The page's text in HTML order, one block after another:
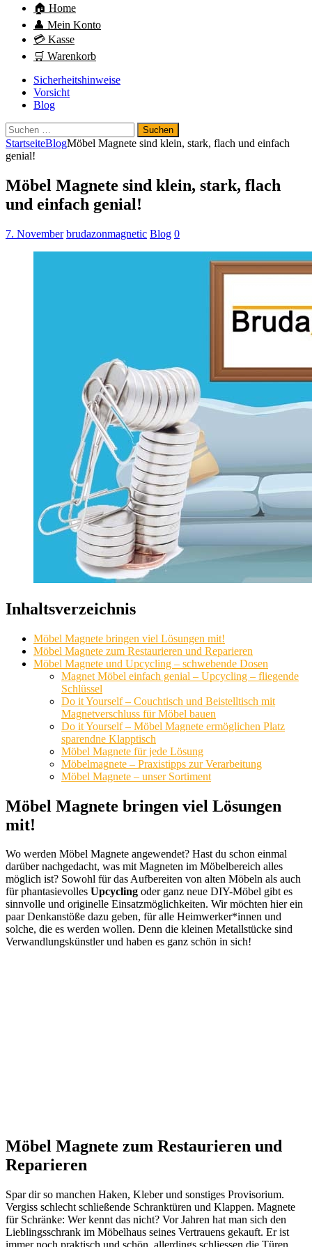
🏠 Home
👤 Mein Konto
💳 Kasse
🛒 Warenkorb
Sicherheitshinweise
Vorsicht
Blog
Suchen
nach:
StartseiteBlogMöbel Magnete sind klein, stark, flach und einfach
genial!
Möbel Magnete sind klein, stark, flach
und einfach genial!
7. November brudazonmagnetic Blog 0
Inhaltsverzeichnis
Möbel Magnete bringen viel Lösungen mit!
Möbel Magnete zum Restaurieren und Reparieren
Möbel Magnete und Upcycling – schwebende Dosen
Magnet Möbel einfach genial – Upcycling – fliegende
Schlüssel
Do it Yourself – Couchtisch und Beistelltisch mit
Magnetverschluss für Möbel bauen
Do it Yourself – Möbel Magnete ermöglichen Platz
sparendne Klapptisch
Möbel Magnete für jede Lösung
Möbelmagnete – Praxistipps zur Verarbeitung
Möbel Magnete – unser Sortiment
Möbel Magnete bringen viel Lösungen
mit!
Wo werden Möbel Magnete angewendet? Hast du schon einmal
darüber nachgedacht, was mit Magneten im Möbelbereich alles
möglich ist? Sowohl für das Aufbereiten von alten Möbeln als auch
für phantasievolles Upcycling oder ganz neue DIY-Möbel gibt es
sinnvolle und originelle Einsatzmöglichkeiten. Wir möchten hier ein
paar Denkanstöße dazu geben, für alle Heimwerker*innen und
solche, die es werden wollen. Denn die kleinen Metallstücke sind
Verwandlungskünstler und haben es ganz schön in sich!
Möbel Magnete zum Restaurieren und
Reparieren
Spar dir so manchen Haken, Kleber und sonstiges Provisorium.
Vergiss schlecht schließende Schranktüren und Klappen. Magnete
für Schränke: Wer kennt das nicht? Vor Jahren hat man sich den
Lieblingsschrank im Möbelhaus seines Vertrauens gekauft. Er ist
immer noch praktisch und schön, allerdings schliessen die Türen